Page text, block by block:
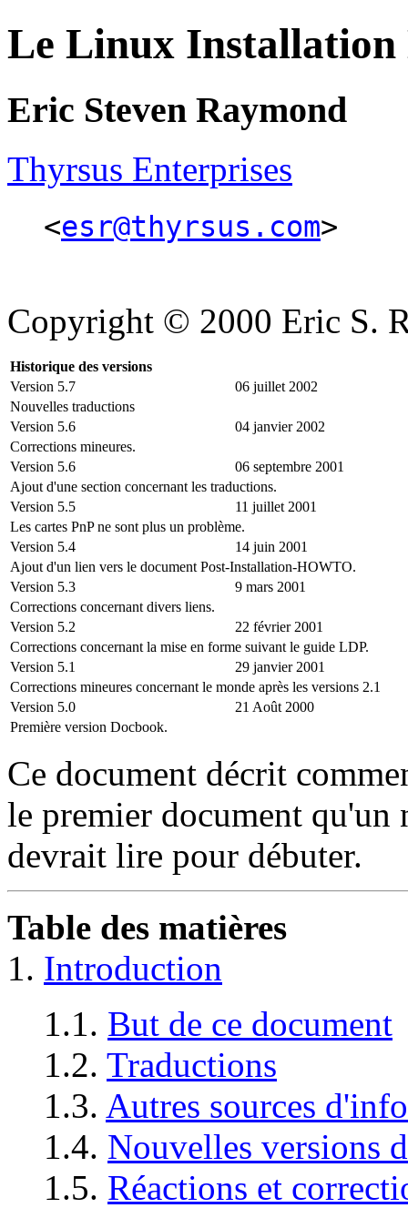
Le Linux
Eric Steven Raymond
Thyrsus Enterprises
<esr@thyrsus.com>
Copyright © 2000 Eric S.
Historique des versions
Version 5.7
06 juillet 2002
Nouvelles traductions
Version 5.6
04 janvier 2002
Corrections mineures.
Version 5.6
06 septembre 2001
Ajout d'une section concernant les traductions.
Version 5.5
11 juillet 2001
Les cartes PnP ne sont plus un problème.
Version 5.4
14 juin 2001
Ajout d'un lien vers le document Post-Installation-HOWTO.
Version 5.3
9 mars 2001
Corrections concernant divers liens.
Version 5.2
22 février 2001
Corrections concernant la mise en forme suivant le guide LDP.
Version 5.1
29 janvier 2001
Corrections mineures concernant le monde après les versions 2.1
Version 5.0
21 Août 2000
Première version Docbook.
Ce document décrit
le premier document
devrait lire pour débuter.
Table des matières
1. Introduction
1.1. But de ce document
1.2. Traductions
1.3. Autres sources
1.4. Nouvelles versions
1.5. Réactions et